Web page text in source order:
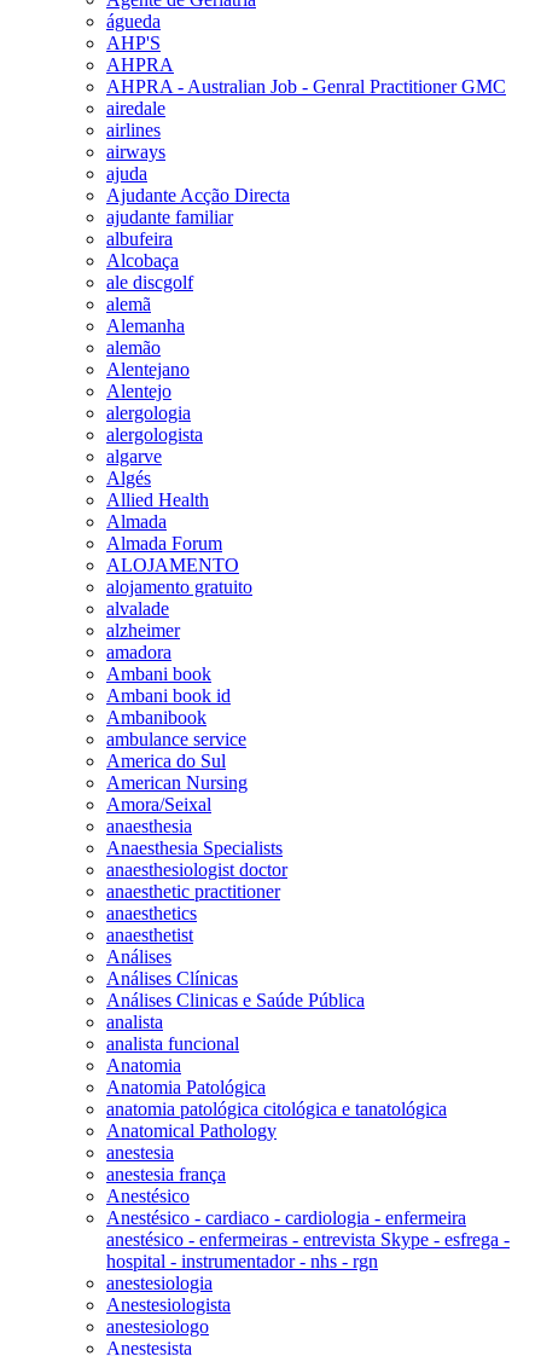
águeda
AHP'S
AHPRA
AHPRA - Australian Job - Genral Practitioner GMC
airedale
airlines
airways
ajuda
Ajudante Acção Directa
ajudante familiar
albufeira
Alcobaça
ale discgolf
alemã
Alemanha
alemão
Alentejano
Alentejo
alergologia
alergologista
algarve
Algés
Allied Health
Almada
Almada Forum
ALOJAMENTO
alojamento gratuito
alvalade
alzheimer
amadora
Ambani book
Ambani book id
Ambanibook
ambulance service
America do Sul
American Nursing
Amora/Seixal
anaesthesia
Anaesthesia Specialists
anaesthesiologist doctor
anaesthetic practitioner
anaesthetics
anaesthetist
Análises
Análises Clínicas
Análises Clinicas e Saúde Pública
analista
analista funcional
Anatomia
Anatomia Patológica
anatomia patológica citológica e tanatológica
Anatomical Pathology
anestesia
anestesia frança
Anestésico
Anestésico - cardiaco - cardiologia - enfermeira
anestésico - enfermeiras - entrevista Skype - esfrega -
hospital - instrumentador - nhs - rgn
anestesiologia
Anestesiologista
anestesiologo
Anestesista